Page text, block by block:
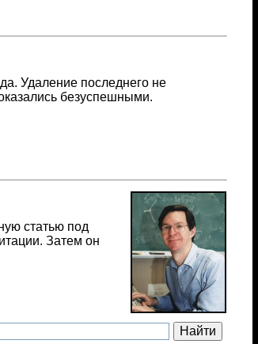
Удаление последнего не
безуспешными.
статью под
Затем он